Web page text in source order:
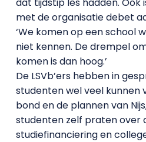
met de organisatie debet
‘We komen op een school
niet kennen. De drempel
komen is dan hoog.’
De LSVb’ers hebben in
studenten wel veel kunnen
bond en de plannen van
studenten zelf praten over
studiefinanciering en